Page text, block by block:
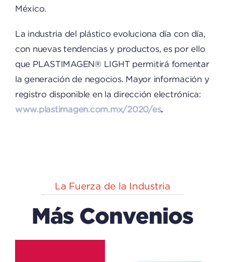
México.
La industria del plástico evoluciona día con día,
con nuevas tendencias y productos, es por ello
que PLASTIMAGEN® LIGHT permitirá fomentar
la generación de negocios. Mayor información y
registro disponible en la dirección electrónica:
www.plastimagen.com.mx/2020/es.
La Fuerza de la Industria
Más Convenios